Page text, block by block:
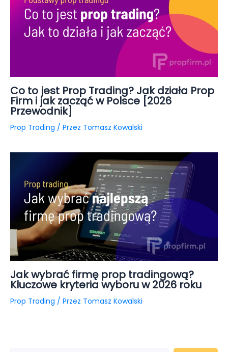
Co to jest Prop Trading? Jak działa Prop
Firm i jak zacząć w Polsce [2026
Przewodnik]
Prop Trading / Przez Tomasz Kowalski
Jak wybrać firmę prop tradingową?
Kluczowe kryteria wyboru w 2026 roku
Prop Trading / Przez Tomasz Kowalski